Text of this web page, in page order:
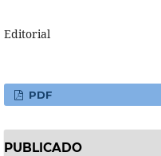
Editorial
PDF
PUBLICADO